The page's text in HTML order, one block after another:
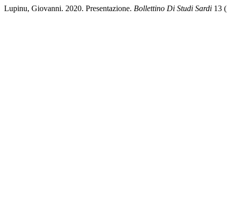
Lupinu, Giovanni. 2020. Presentazione. Bollettino Di Studi Sardi 13